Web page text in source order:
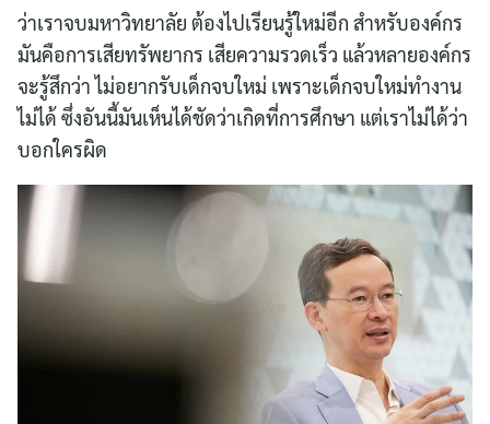
ว่าเราจบมหาวิทยาลัย ต้องไปเรียนรู้ใหม่อีก สำหรับองค์กร
มันคือการเสียทรัพยากร เสียความรวดเร็ว แล้วหลายองค์กร
จะรู้สึกว่า ไม่อยากรับเด็กจบใหม่ เพราะเด็กจบใหม่ทำงาน
ไม่ได้ ซึ่งอันนี้มันเห็นได้ชัดว่าเกิดที่การศึกษา แต่เราไม่ได้ว่า
บอกใครผิด